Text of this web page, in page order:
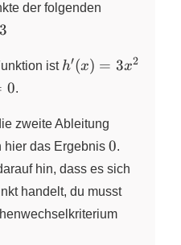
der folgenden
3
ist h^\prime(x)
h′(x) = 3x2
0.
zweite Ableitung
= 6x
hier das Ergebnis 0
0.
hin, dass es sich
handelt, du musst